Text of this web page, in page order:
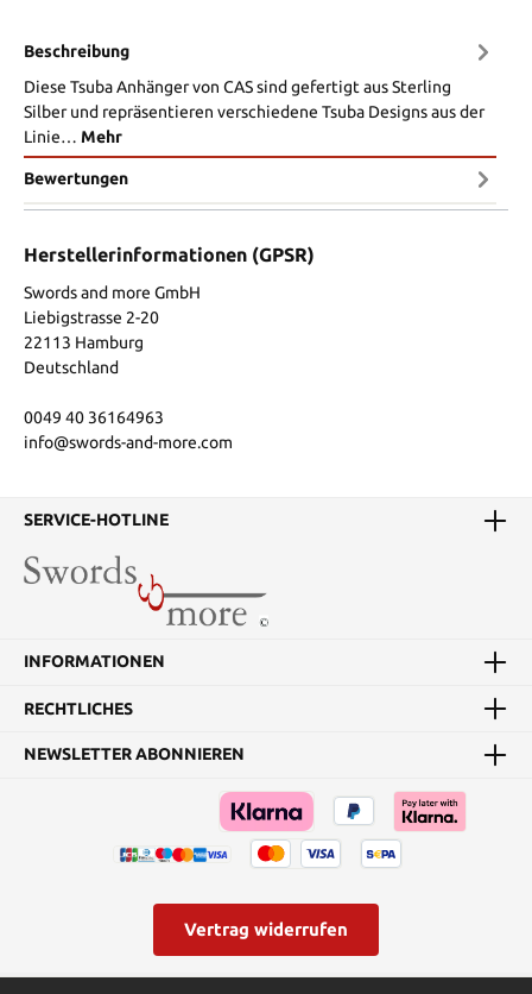
Beschreibung
Diese Tsuba Anhänger von CAS sind gefertigt aus Sterling
Silber und repräsentieren verschiedene Tsuba Designs aus der
Linie… Mehr
Bewertungen
Herstellerinformationen (GPSR)
Swords and more GmbH
Liebigstrasse 2-20
22113 Hamburg
Deutschland
0049 40 36164963
info@swords-and-more.com
SERVICE-HOTLINE
INFORMATIONEN
RECHTLICHES
NEWSLETTER ABONNIEREN
Vertrag widerrufen